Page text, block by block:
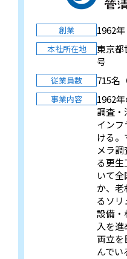
創業 1962
本社所在地
東京都
号
従業員数 715名
事業内容
1962
調査
イン
ける。
メラ
る更生
いて
か、
るソリ
設備・
入を
両立を
んでい